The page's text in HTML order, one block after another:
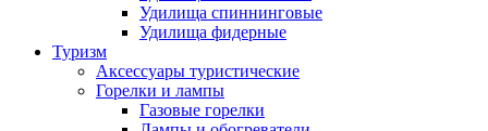
Удилища спиннинговые
Удилища фидерные
Туризм
Аксессуары туристические
Горелки и лампы
Газовые горелки